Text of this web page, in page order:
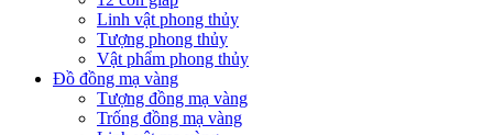
Linh vật phong thủy
Tượng phong thủy
Vật phẩm phong thủy
Đồ đồng mạ vàng
Tượng đồng mạ vàng
Trống đồng mạ vàng